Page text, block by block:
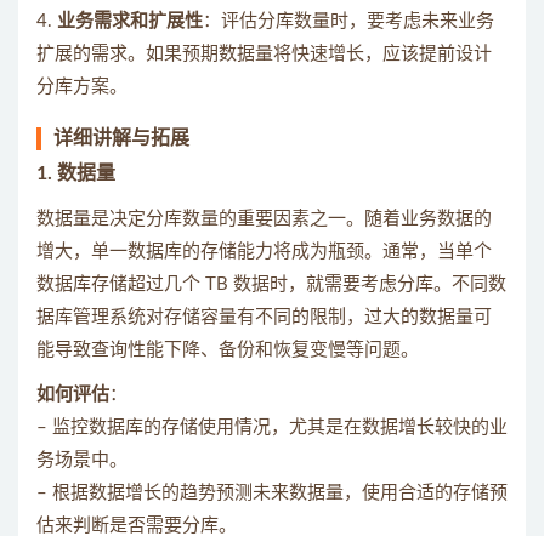
4. 业务需求和扩展性：评估分库数量时，要考虑未来业务
扩展的需求。如果预期数据量将快速增长，应该提前设计
分库方案。
详细讲解与拓展
1. 数据量
数据量是决定分库数量的重要因素之一。随着业务数据的
增大，单一数据库的存储能力将成为瓶颈。通常，当单个
数据库存储超过几个 TB 数据时，就需要考虑分库。不同数
据库管理系统对存储容量有不同的限制，过大的数据量可
能导致查询性能下降、备份和恢复变慢等问题。
如何评估：
– 监控数据库的存储使用情况，尤其是在数据增长较快的业
务场景中。
– 根据数据增长的趋势预测未来数据量，使用合适的存储预
估来判断是否需要分库。